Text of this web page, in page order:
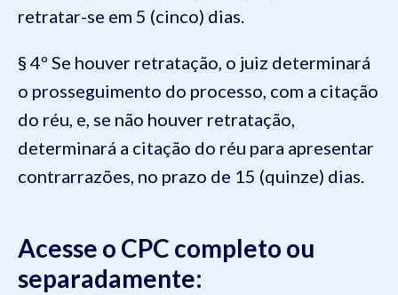
retratar-se em 5 (cinco) dias.
§ 4º Se houver retratação, o juiz determinará
o prosseguimento do processo, com a citação
do réu, e, se não houver retratação,
determinará a citação do réu para apresentar
contrarrazões, no prazo de 15 (quinze) dias.
Acesse o CPC completo ou
separadamente: